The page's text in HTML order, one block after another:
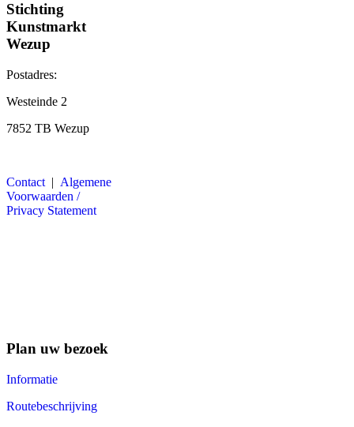
Stichting
Kunstmarkt
Wezup
Postadres:
Westeinde 2
7852 TB Wezup
Contact | Algemene
Voorwaarden /
Privacy Statement
Plan uw bezoek
Informatie
Routebeschrijving